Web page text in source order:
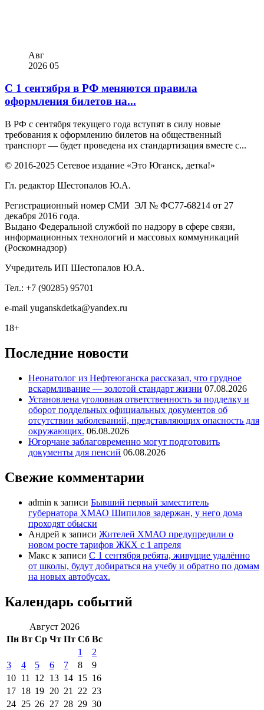
Авг
2026 05
С 1 сентября в РФ меняются правила
оформления билетов на...
В РФ с сентября текущего года вступят в силу новые
требования к оформлению билетов на общественный
транспорт — будет проведена их стандартизация вместе с...
© 2016-2025 Сетевое издание «Это Юганск, детка!»
Гл. редактор Шестопалов Ю.А.
Регистрационный номер СМИ ЭЛ № ФС77-68214 от 27
декабря 2016 года.
Выдано Федеральной службой по надзору в сфере связи,
информационных технологий и массовых коммуникаций
(Роскомнадзор)
Учредитель ИП Шестопалов Ю.А.
Тел.: +7 (90285) 95701
e-mail yuganskdetka@yandex.ru
18+
Последние новости
Неонатолог из Нефтеюганска рассказал, что грудное
вскармливание — золотой стандарт жизни 07.08.2026
Установлена уголовная ответственность за подделку и
оборот поддельных официальных документов об
отсутствии заболеваний, представляющих опасность для
окружающих. 06.08.2026
Югорчане заблаговременно могут подготовить
документы для пенсий 06.08.2026
Свежие комментарии
admin к записи Бывший первый заместитель
губернатора ХМАО Шипилов задержан, у него дома
проходят обыски
Андрей к записи Жителей ХМАО предупредили о
новом росте тарифов ЖКХ с 1 апреля
Макс к записи С 1 сентября ребята, живущие удалённо
от школы, будут добираться на учебу и обратно по домам
на новых автобусах.
Календарь событий
Август 2026
Пн Вт Ср Чт Пт Сб Вс
1
2
3
4 5 6 7 8
9
10 11 12 13 14 15 16
17 18 19 20 21 22 23
24 25 26 27 28 29 30